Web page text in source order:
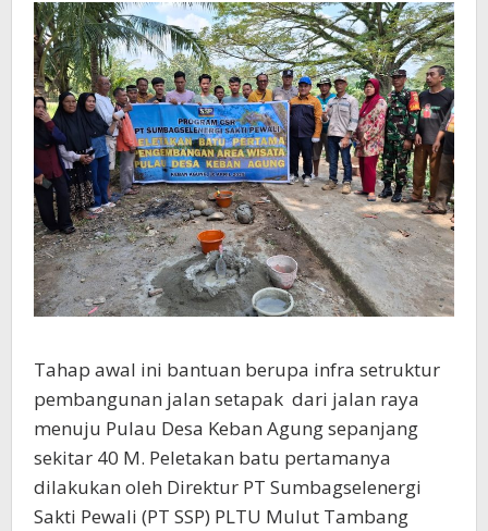
Tahap awal ini bantuan berupa infra setruktur
pembangunan jalan setapak dari jalan raya
menuju Pulau Desa Keban Agung sepanjang
sekitar 40 M. Peletakan batu pertamanya
dilakukan oleh Direktur PT Sumbagselenergi
Sakti Pewali (PT SSP) PLTU Mulut Tambang